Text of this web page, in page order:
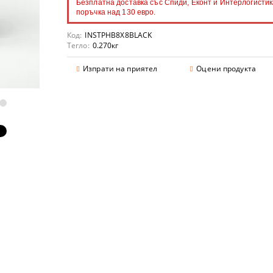
Безплатна доставка със Спиди, Еконт и
поръчка над 130 евро.
Код: INSTPHB8X8BLACK
Тегло: 0.270кг
Изпрати на приятел Оцени продукта